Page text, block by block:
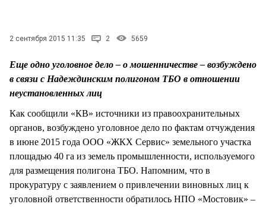
2 сентября 2015 11:35 2 5659
Еще одно уголовное дело – о мошенничестве – возбуждено
в связи с Надеждинским полигоном ТБО в отношении
неустановленных лиц
Как сообщили «КВ» источники из правоохранительных
органов, возбуждено уголовное дело по фактам отчуждения
в июне 2015 года ООО «ЖКХ Сервис» земельного участка
площадью 40 га из земель промышленности, используемого
для размещения полигона ТБО. Напомним, что в
прокуратуру с заявлением о привлечении виновных лиц к
уголовной ответственности обратилось НПО «Мостовик» –